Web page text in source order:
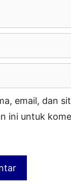
email, dan
ini untuk